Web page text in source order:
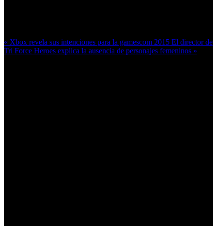
« Xbox revela sus intenciones para la gamescom 2015 El director de
Tri Force Heroes explica la ausencia de personajes femeninos »